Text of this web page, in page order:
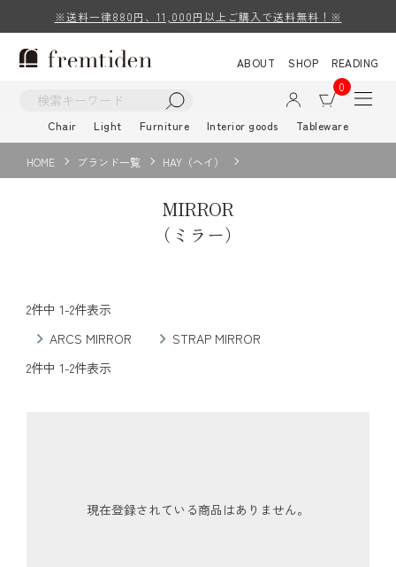
※送料一律880円、11,000円以上ご購入で送料無料！※
ABOUT SHOP
READING
0
Chair Light Furniture Interior goods Tableware
HOME ブランド一覧 HAY（ヘイ）
MIRROR
（ミラー）
2件中 1-2件表示
ARCS MIRROR
STRAP MIRROR
2件中 1-2件表示
現在登録されている商品はありません。